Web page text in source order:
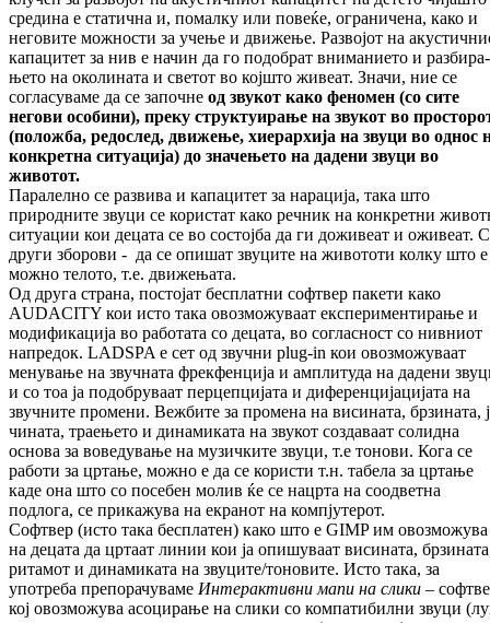
средина е ста­тич­на и, помалку или повеќе, ограничена, како и
неговите можности за учење и движење. Раз­војот на
капацитет за нив е на­чин да го подобрат вниманието и раз­би­ра­
ње­то на околината и светот во којшто жи­веат. Значи, ние се
согласуваме да се за­поч­не од звукот како феномен (со сите
негови особини), преку структуирање на звукот во
(положба, редослед, движење, хиерархија на звуци во однос
конкретна ситуација) до значењето на дадени звуци во
животот.
Паралелно се развива и капацитет за нара­ци­ја, така што
природните звуци се користат ка­ко речник на конкретни
ситуации кои децата се во состојба да ги доживеат и ожи­веат.
други зборови - да се опишат зву­ците на живототи колку што е
можно те­­ло­то, т.е. движењата.
Од друга страна, постојат бесплатни софтвер па­кети како
AUDACITY кои исто така овоз­мо­жуваат експериментирање и
моди­фи­ка­ци­ја во работата со децата, во согласност со ни­в­ниот
напредок. LADSPA е сет од звучни plug-in кои овозможуваат
менување на звуч­на­та фрекфенција и амплитуда на дадени
и со тоа ја подобруваат перцепцијата и ди­ференцијацијата на
звучните промени. Веж­бите за промена на висината, брзината,
чината, траењето и динамиката на звукот соз­даваат солидна
основа за воведување на му­зичките звуци, т.е тонови. Кога се
работи за цртање, можно е да се користи т.н. табела за цртање
каде она што со посебен молив ќе се нацрта на соодветна
подлога, се при­ка­жу­ва на екранот на компјутерот.
Софтвер (исто така бесплатен) како што е GIMP им овозможува
на децата да цртаат ли­нии кои ја опишуваат висината,
ри­тамот и динамиката на звуците/тоновите. Исто така, за
употреба препорачуваме Интерактивни мапи на слики –
кој овоз­­можува асоцирање на слики со ком­па­ти­бил­­ни звуци